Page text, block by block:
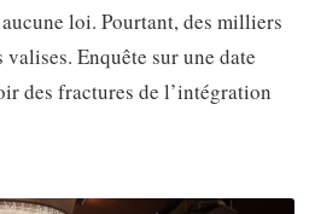
loi. Pourtant, des milliers
Enquête sur une date
des fractures de l’intégration